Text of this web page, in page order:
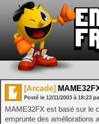
[Arcade]
Posté le 12/11/2003 à 18:23
MAME32FX est basé sur le
emprunte des améliorations